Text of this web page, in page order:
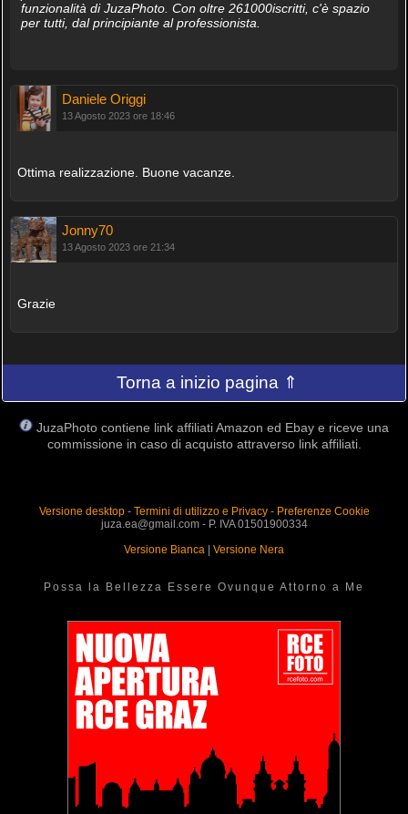
funzionalità di JuzaPhoto. Con oltre 261000iscritti, c'è spazio
per tutti, dal principiante al professionista.
Daniele Origgi
13 Agosto 2023 ore 18:46
Ottima realizzazione. Buone vacanze.
Jonny70
13 Agosto 2023 ore 21:34
Grazie
Torna a inizio pagina ⇑
JuzaPhoto contiene link affiliati Amazon ed Ebay e riceve una
commissione in caso di acquisto attraverso link affiliati.
Versione desktop- Termini di utilizzo e Privacy- Preferenze Cookie
juza.ea@gmail.com - P. IVA 01501900334
Versione Bianca
Versione Nera
Possa la Bellezza Essere Ovunque Attorno a Me